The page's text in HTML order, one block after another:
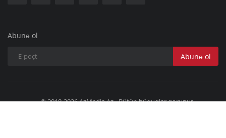
Abunə ol
Abunə ol
© 2018-2026 AzMedia.Az - Bütün hüquqlar qorunur